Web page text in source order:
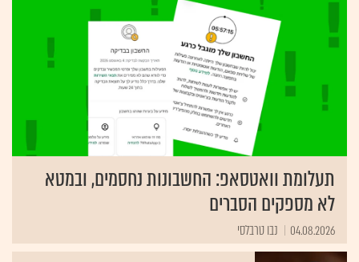
תעלומת וואטסאפ: החשבונות נחסמים, ובמטא
לא מספקים הסברים
04.08.2026 נבו טרבלסי